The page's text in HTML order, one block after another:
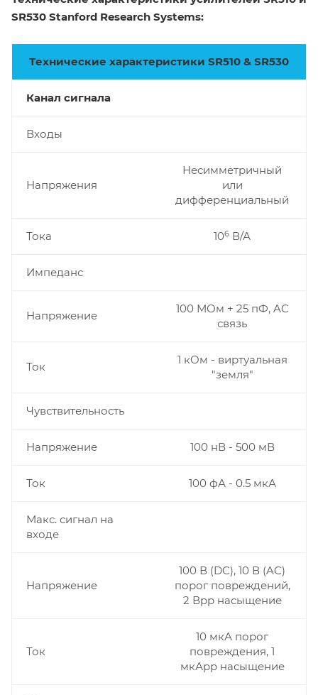
SR530 Stanford Research Systems:
Технические характеристики SR510 & SR530
Канал сигнала
Входы
Напряжения
Несимметричный
или
дифференциальный
Тока 106 В/А
Импеданс
Напряжение
100 МОм + 25 пФ, AC
связь
Ток
1 кОм - виртуальная
"земля"
Чувствительность
Напряжение 100 нВ - 500 мВ
Ток 100 фА - 0.5 мкА
Макс. сигнал на
входе
Напряжение
100 В (DC), 10 В (AC)
порог повреждений,
2 Вpp насыщение
Ток
10 мкА порог
повреждения, 1
мкАpp насыщение